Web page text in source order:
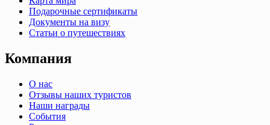
Подарочные сертификаты
Документы на визу
Статьи о путешествиях
Компания
О нас
Отзывы наших туристов
Наши награды
События